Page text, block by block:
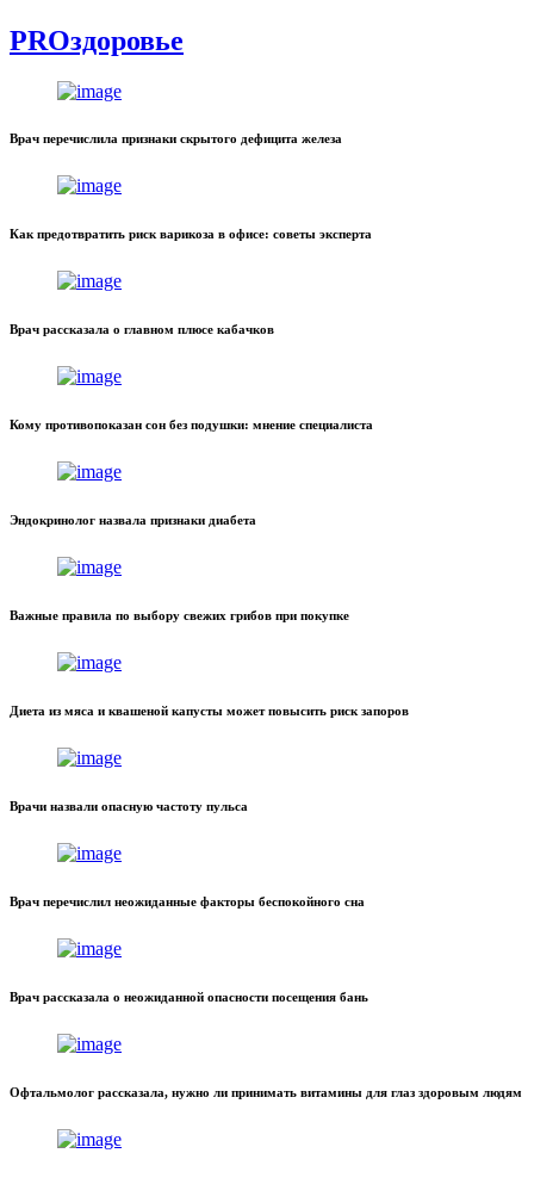
PROздоровье
Врач перечислила признаки скрытого дефицита железа
Как предотвратить риск варикоза в офисе: советы эксперта
Врач рассказала о главном плюсе кабачков
Кому противопоказан сон без подушки: мнение специалиста
Эндокринолог назвала признаки диабета
Важные правила по выбору свежих грибов при покупке
Диета из мяса и квашеной капусты может повысить риск запоров
Врачи назвали опасную частоту пульса
Врач перечислил неожиданные факторы беспокойного сна
Врач рассказала о неожиданной опасности посещения бань
Офтальмолог рассказала, нужно ли принимать витамины для глаз здоровым людям